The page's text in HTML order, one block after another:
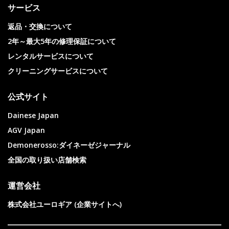
サービス
返品・交換について
2年～最大5年の修理保証について
レンタルサービスについて
クリーニングサービスについて
公式サイト
Dainese Japan
AGV Japan
Demonerosso:ダイネーゼジャーナル
全国の取り扱い店舗検索
運営会社
株式会社ユーロギア (企業サイトへ)